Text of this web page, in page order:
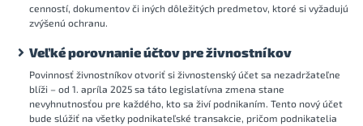
cenností, dokumentov či iných dôležitých predmetov, ktoré si vyžadujú
zvýšenú ochranu.
Veľké porovnanie účtov pre živnostníkov
Povinnosť živnostníkov otvoriť si živnostenský účet sa nezadržateľne
blíži – od 1. apríla 2025 sa táto legislatívna zmena stane
nevyhnutnosťou pre každého, kto sa živí podnikaním. Tento nový účet
bude slúžiť na všetky podnikateľské transakcie, pričom podnikatelia